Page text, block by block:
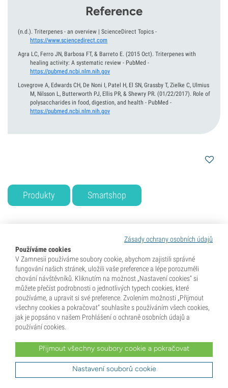
Reference
(n.d.). Triterpenes - an overview | ScienceDirect Topics -
https://www.sciencedirect.com
Agra LC, Ferro JN, Barbosa FT, & Barreto E. (2015 Oct). Triterpenes with
healing activity: A systematic review - PubMed -
https://pubmed.ncbi.nlm.nih.gov
Lovegrove A, Edwards CH, De Noni I, Patel H, El SN, Grassby T, Zielke C, Ulmius
M, Nilsson L, Butterworth PJ, Ellis PR, & Shewry PR. (01/22/2017). Role of
polysaccharides in food, digestion, and health - PubMed -
https://pubmed.ncbi.nlm.nih.gov
Produkty Smartshop
7 min
Top 7 nootropik pro zvýšení
mentální výkonnosti
Zásady ochrany osobních údajů
Používáme cookies
V Zamnesii používáme soubory cookie, abychom zajistili správné
fungování našich stránek, uložili vaše preference a lépe porozuměli
chování návštěvníků. Kliknutím na možnost „Nastavení cookies“ si
můžete přečíst podrobnosti o jednotlivých typech cookies, které
používáme, a upravit si své preference. Zvolením možnosti „Přijmout
všechny cookies a pokračovat“ souhlasíte s používáním všech cookies,
jak je popsáno v našem Prohlášení o ochraně osobních údajů a
používání cookies.
Přijmout všechny soubory cookie a pokračovat
Nastavení souborů cookie